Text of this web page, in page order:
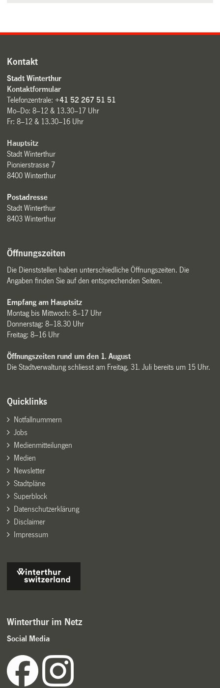
Kontakt
Stadt Winterthur
Kontaktformular
Telefonzentrale:+41 52 267 51 51
Mo–Do: 8–12 & 13.30–17 Uhr
Fr: 8–12 & 13.30–16 Uhr
Hauptsitz
Stadt Winterthur
Pionierstrasse 7
8400 Winterthur
Postadresse
Stadt Winterthur
8403 Winterthur
Öffnungszeiten
Die Dienststellen haben unterschiedliche Öffnungszeiten. Die
Angaben finden Sie auf den entsprechenden Seiten.
Empfang am Hauptsitz
Montag bis Mittwoch: 8–17 Uhr
Donnerstag: 8–18.30 Uhr
Freitag: 8–16 Uhr
Öffnungszeiten rund um den 1. August
Die Stadtverwaltung schliesst am Freitag, 31. Juli bereits um 15 Uhr.
Quicklinks
Notfallnummern
Jobs
Medienmitteilungen
Medien
Newsletter
Stadtpläne
Superblock
Datenschutzerklärung
Disclaimer
Impressum
Winterthur im Netz
Social Media